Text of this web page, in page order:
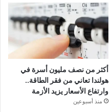
أكثر من نصف مليون أسرة في
هولندا تعاني من فقر الطاقة..
وارتفاع الأسعار يزيد الأزمة
منذ أسبوعين